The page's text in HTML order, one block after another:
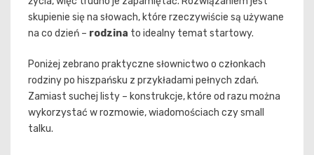
skupienie się na słowach, które rzeczywiście są używane
na co dzień – rodzina to idealny temat startowy.
Poniżej zebrano praktyczne słownictwo o członkach
rodziny po hiszpańsku z przykładami pełnych zdań.
Zamiast suchej listy – konstrukcje, które od razu można
wykorzystać w rozmowie, wiadomościach czy small
talku.